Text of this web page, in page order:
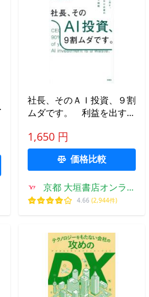
社長、そのＡＩ投資、９割
ムダです。 利益を出す、
略 / 野口浩之
1,650 円
価格比較
京都 大垣書店オンライ
ン
4.66 (2,944件)